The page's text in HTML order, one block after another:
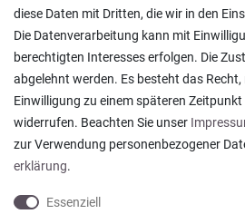
Alles wie beschrieben , sehr gute
Rainer T., Rheine
Datum der Veröffentlichung:
Datum der Kauferfahrung: 27.07.2026
diese Daten mit Dritten, die wir in den
Die Datenverarbeitung kann mit
berechtigten Interesses erfolgen. Die
abgelehnt werden. Es besteht das
Einwilligung zu einem späteren
widerrufen. Beachten Sie unser
zur Verwendung personenbezogener
erklärung.
Essenziell